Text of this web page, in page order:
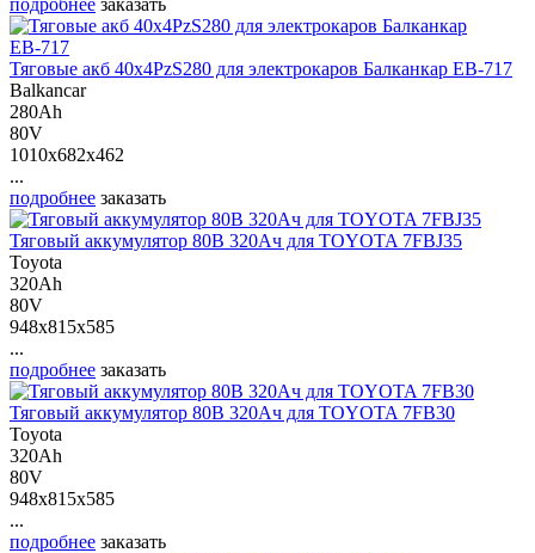
подробнее заказать
Тяговые акб 40х4PzS280 для электрокаров Балканкар ЕВ-717
Balkancar
280Ah
80V
1010x682x462
...
подробнее заказать
Тяговый аккумулятор 80В 320Ач для TOYOTA 7FBJ35
Toyota
320Ah
80V
948x815x585
...
подробнее заказать
Тяговый аккумулятор 80В 320Ач для TOYOTA 7FB30
Toyota
320Ah
80V
948x815x585
...
подробнее заказать